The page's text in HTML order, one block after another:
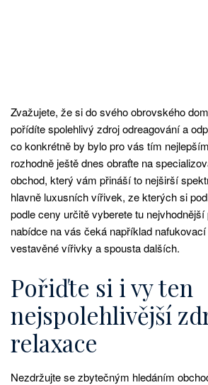
Zvažujete, že si do svého obrovského
pořídíte spolehlivý zdroj odreagování a
co konkrétně by bylo pro vás tím
rozhodně ještě dnes obraťte na
obchod, který vám přináší to nejširší
hlavně luxusních vířivek, ze kterých si
podle ceny určitě vyberete tu
nabídce na vás čeká například
vestavěné vířivky a spousta dalších.
Pořiďte si i vy ten
nejspolehlivější
relaxace
Nezdržujte se zbytečným hledáním